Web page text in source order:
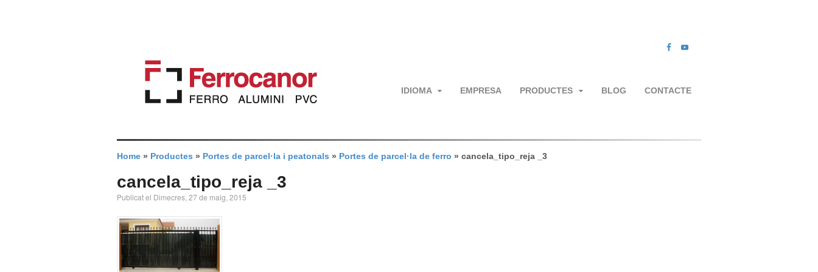
IDIOMA EMPRESA PRODUCTES BLOG CONTACTE
Home » Productes » Portes de parcel·la i peatonals » Portes de parcel·la de ferro » cancela_tipo_reja _3
cancela_tipo_reja _3
Publicat el Dimecres, 27 de maig, 2015